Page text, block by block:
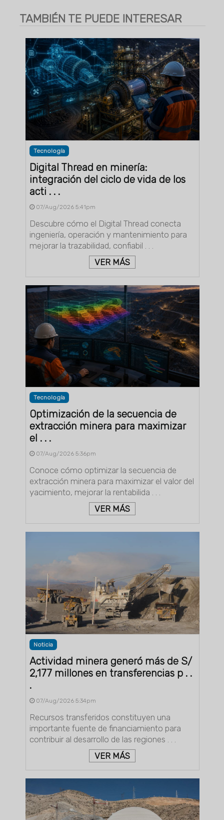
TAMBIÉN TE PUEDE INTERESAR
Tecnología
Digital Thread en minería:
integración del ciclo de vida de los
acti . . .
07/Aug/2026 5:41pm
Descubre cómo el Digital Thread conecta
ingeniería, operación y mantenimiento para
mejorar la trazabilidad, confiabil . . .
VER MÁS
Tecnología
Optimización de la secuencia de
extracción minera para maximizar
el . . .
07/Aug/2026 5:36pm
Conoce cómo optimizar la secuencia de
extracción minera para maximizar el valor del
yacimiento, mejorar la rentabilida . . .
VER MÁS
Noticia
Actividad minera generó más de S/
2,177 millones en transferencias p . .
.
07/Aug/2026 5:34pm
Recursos transferidos constituyen una
importante fuente de financiamiento para
contribuir al desarrollo de las regiones . . .
VER MÁS